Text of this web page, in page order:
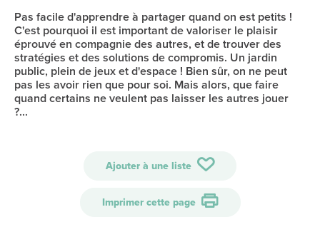
Pas facile d'apprendre à partager quand on est petits !
C'est pourquoi il est important de valoriser le plaisir
éprouvé en compagnie des autres, et de trouver des
stratégies et des solutions de compromis. Un jardin
public, plein de jeux et d'espace ! Bien sûr, on ne peut
pas les avoir rien que pour soi. Mais alors, que faire
quand certains ne veulent pas laisser les autres jouer
?...
Ajouter à une liste
Imprimer cette page